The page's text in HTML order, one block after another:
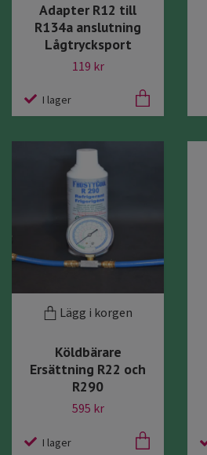
Adapter R12 till
R134a anslutning
Lågtrycksport
119 kr
I lager
Lägg i korgen
Köldbärare
Ersättning R22 och
R290
595 kr
I lager